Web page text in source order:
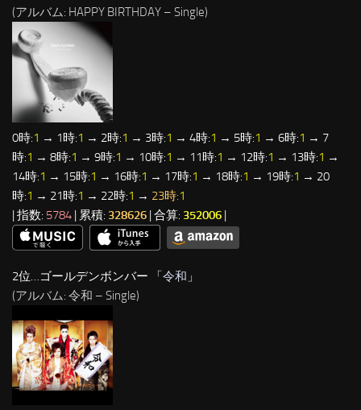
(アルバム: HAPPY BIRTHDAY – Single)
0時:1 → 1時:1 → 2時:1 → 3時:1 → 4時:1 → 5時:1 → 6時:1 → 7
時:1 → 8時:1 → 9時:1 → 10時:1 → 11時:1 → 12時:1 → 13時:1 →
14時:1 → 15時:1 → 16時:1 → 17時:1 → 18時:1 → 19時:1 → 20
時:1 → 21時:1 → 22時:1 → 23時:1
| 指数: 5784 | 累積: 328626 | 合算: 352006 |
2位…ゴールデンボンバー 「令和 」
(アルバム: 令和 – Single)